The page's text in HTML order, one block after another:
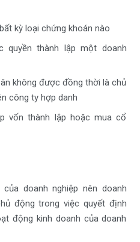
kỳ loại chứng khoán nào
quyền thành lập một doanh
không được đồng thời là chủ
công ty hợp danh
vốn thành lập hoặc mua cổ
doanh nghiệp nên doanh
động trong việc quyết định
động kinh doanh của doanh